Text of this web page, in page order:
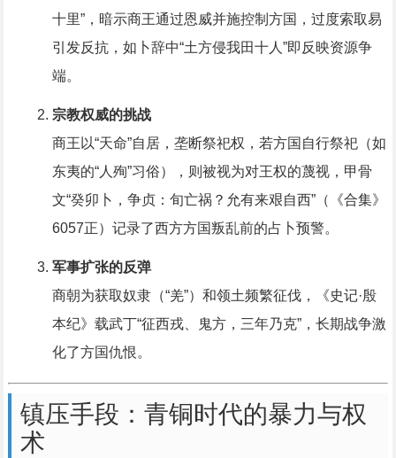
十里”，暗示商王通过恩威并施控制方国，过度索取易
引发反抗，如卜辞中“土方侵我田十人”即反映资源争
端。
宗教权威的挑战
商王以“天命”自居，垄断祭祀权，若方国自行祭祀（如
东夷的“人殉”习俗），则被视为对王权的蔑视，甲骨
文“癸卯卜，争贞：旬亡祸？允有来艰自西”（《合集》
6057正）记录了西方方国叛乱前的占卜预警。
军事扩张的反弹
商朝为获取奴隶（“羌”）和领土频繁征伐，《史记·殷
本纪》载武丁“征西戎、鬼方，三年乃克”，长期战争激
化了方国仇恨。
镇压手段：青铜时代的暴力与权
术